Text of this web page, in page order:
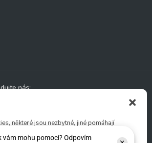
některé jsou nezbytné, jiné pomáhají
nás: